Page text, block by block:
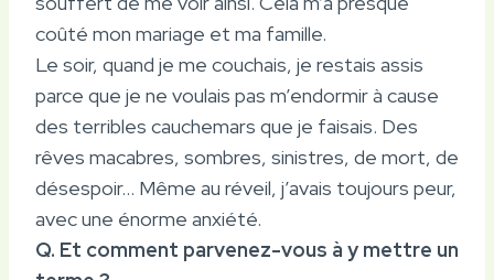
coûté mon mariage et ma famille.
Le soir, quand je me couchais, je restais assis
parce que je ne voulais pas m’endormir à cause
des terribles cauchemars que je faisais. Des
rêves macabres, sombres, sinistres, de mort, de
désespoir… Même au réveil, j’avais toujours peur,
avec une énorme anxiété.
Q. Et comment parvenez-vous à y mettre un